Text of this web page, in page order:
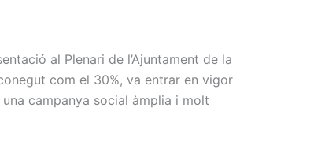
al Plenari de l’Ajuntament de la
com el 30%, va entrar en vigor
campanya social àmplia i molt